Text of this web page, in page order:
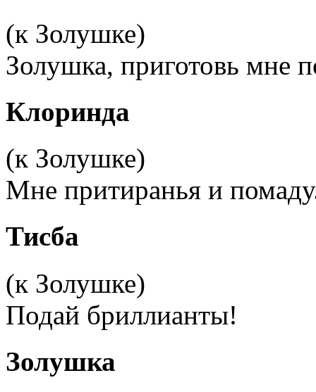
(к Золушке)
Золушка, приготовь мне
Клоринда
(к Золушке)
Мне притиранья и
Тисба
(к Золушке)
Подай бриллианты!
Золушка